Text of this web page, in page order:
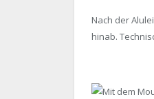
Nach der
hinab.